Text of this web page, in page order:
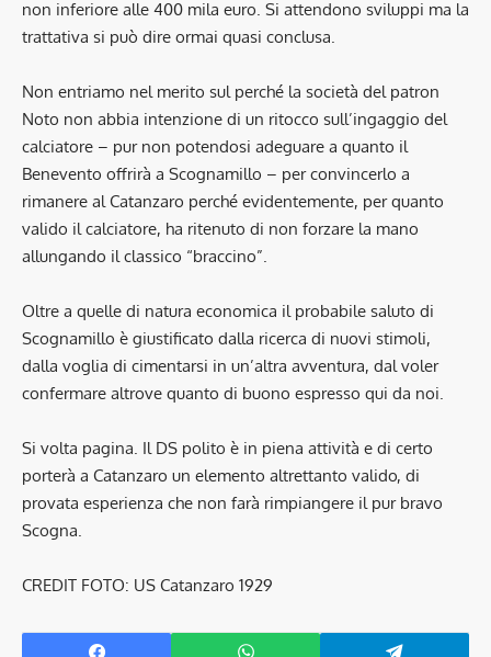
non inferiore alle 400 mila euro. Si attendono sviluppi ma la
trattativa si può dire ormai quasi conclusa.
Non entriamo nel merito sul perché la società del patron
Noto non abbia intenzione di un ritocco sull’ingaggio del
calciatore – pur non potendosi adeguare a quanto il
Benevento offrirà a Scognamillo – per convincerlo a
rimanere al Catanzaro perché evidentemente, per quanto
valido il calciatore, ha ritenuto di non forzare la mano
allungando il classico “braccino”.
Oltre a quelle di natura economica il probabile saluto di
Scognamillo è giustificato dalla ricerca di nuovi stimoli,
dalla voglia di cimentarsi in un’altra avventura, dal voler
confermare altrove quanto di buono espresso qui da noi.
Si volta pagina. Il DS polito è in piena attività e di certo
porterà a Catanzaro un elemento altrettanto valido, di
provata esperienza che non farà rimpiangere il pur bravo
Scogna.
CREDIT FOTO: US Catanzaro 1929